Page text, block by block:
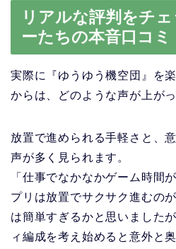
リアルな評判をチ
ーたちの本音口コミ
実際に『ゆうゆう機空団』を
からは、どのような声が上が
放置で進められる手軽さと、
声が多く見られます。
「仕事でなかなかゲーム時間
プリは放置でサクサク進むの
は簡単すぎるかと思いました
ィ編成を考え始めると意外と